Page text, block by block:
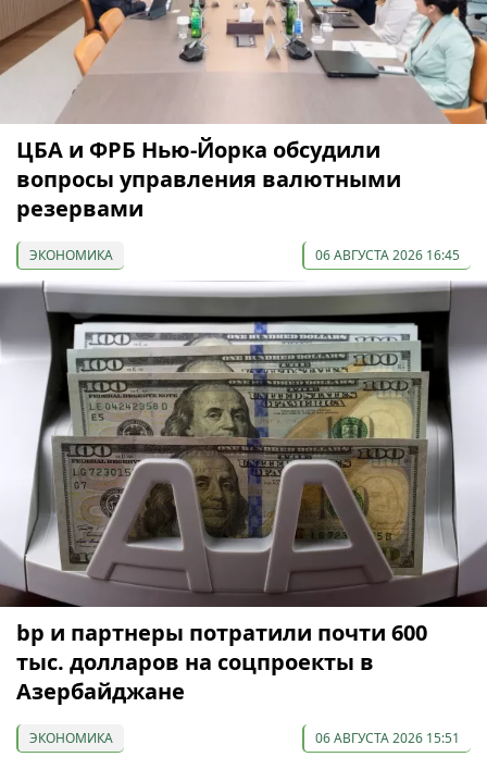
ЦБА и ФРБ Нью-Йорка обсудили
вопросы управления валютными
резервами
ЭКОНОМИКА 06 АВГУСТА 2026 16:45
bp и партнеры потратили почти 600
тыс. долларов на соцпроекты в
Азербайджане
ЭКОНОМИКА 06 АВГУСТА 2026 15:51